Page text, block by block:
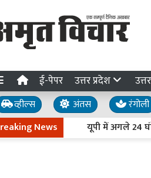
ई-पेपर उत्तर प्रदेश
व्हील्स अंतस रंगोली
News
यूपी में अगले 24 घंटे